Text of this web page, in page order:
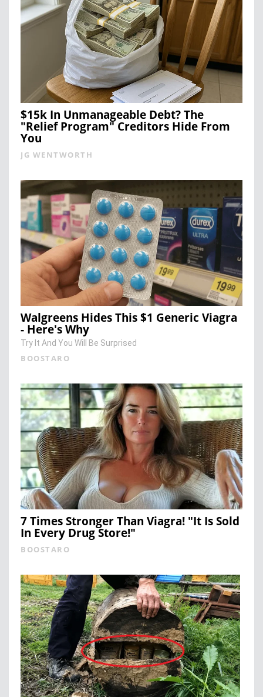
$15k In Unmanageable Debt? The
"Relief Program" Creditors Hide From
You
JG WENTWORTH
Walgreens Hides This $1 Generic Viagra
- Here's Why
Try It And You Will Be Surprised
BOOSTARO
7 Times Stronger Than Viagra! "It Is Sold
In Every Drug Store!"
BOOSTARO